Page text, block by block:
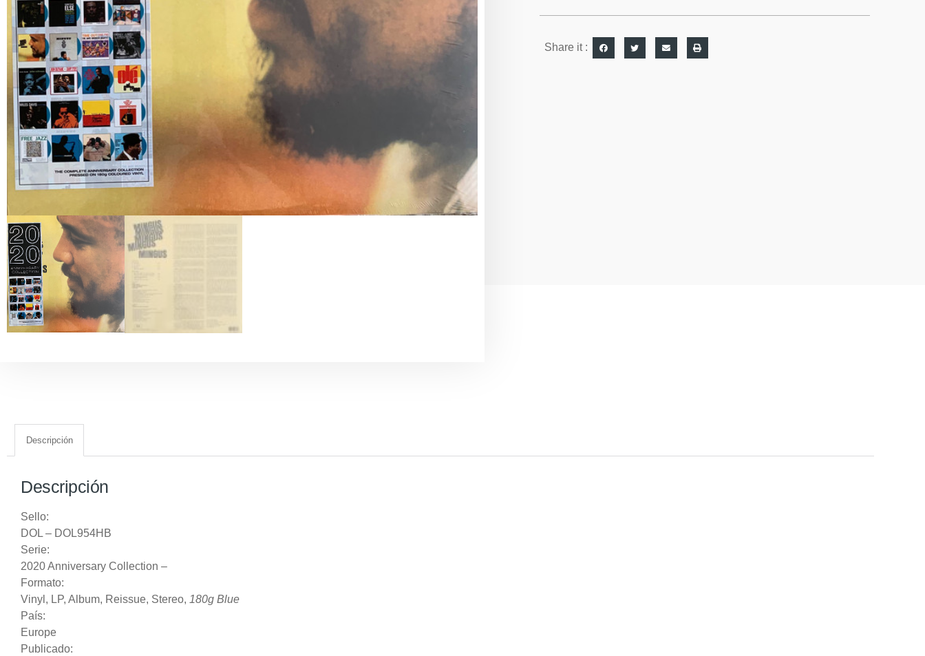
Share it :
Descripción
Descripción
Sello:
DOL ‎– DOL954HB
Serie:
2020 Anniversary Collection –
Formato:
Vinyl , LP, Album, Reissue, Stereo, 180g Blue
País:
Europe
Publicado: